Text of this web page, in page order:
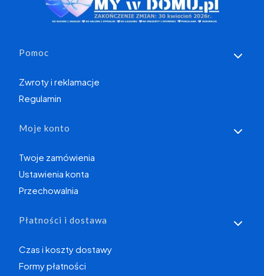
Linki w stopce
Pomoc
Zwroty i reklamacje
Regulamin
Moje konto
Twoje zamówienia
Ustawienia konta
Przechowalnia
Płatności i dostawa
Czas i koszty dostawy
Formy płatności